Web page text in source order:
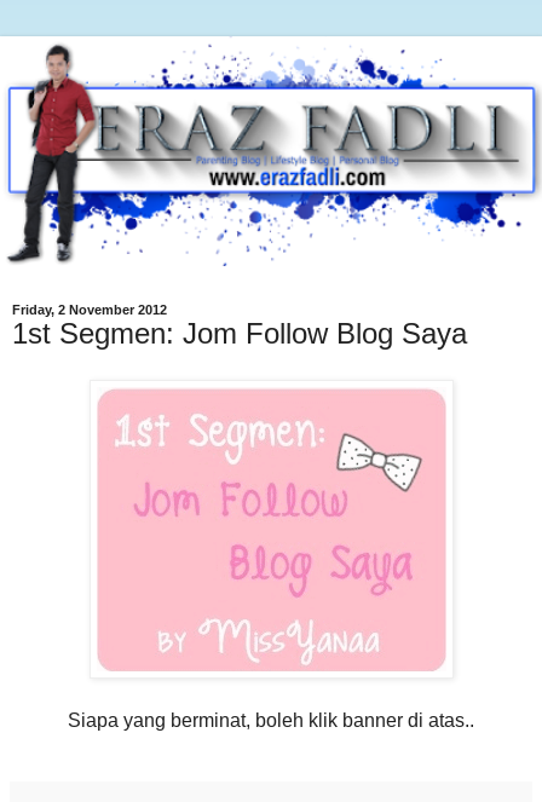
Friday, 2 November 2012
1st Segmen: Jom Follow Blog Saya
Siapa yang berminat, boleh klik banner di atas..